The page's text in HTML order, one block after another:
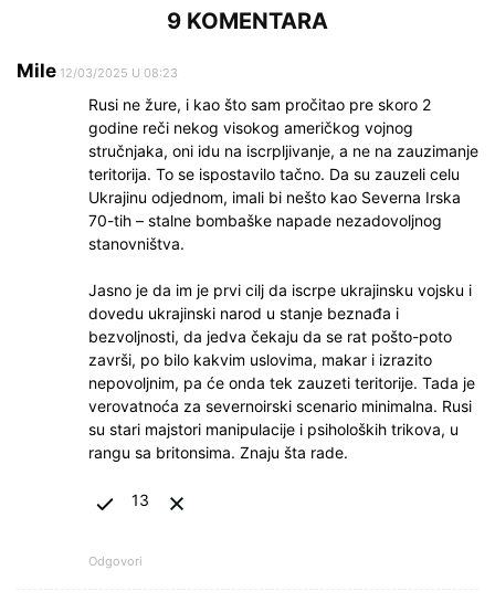
9 KOMENTARA
Mile 12/03/2025 U 08:23
Rusi ne žure, i kao što sam pročitao pre skoro 2
godine reči nekog visokog američkog vojnog
stručnjaka, oni idu na iscrpljivanje, a ne na zauzimanje
teritorija. To se ispostavilo tačno. Da su zauzeli celu
Ukrajinu odjednom, imali bi nešto kao Severna Irska
70-tih – stalne bombaške napade nezadovoljnog
stanovništva.
Jasno je da im je prvi cilj da iscrpe ukrajinsku vojsku i
dovedu ukrajinski narod u stanje beznađa i
bezvoljnosti, da jedva čekaju da se rat pošto-poto
završi, po bilo kakvim uslovima, makar i izrazito
nepovoljnim, pa će onda tek zauzeti teritorije. Tada je
verovatnoća za severnoirski scenario minimalna. Rusi
su stari majstori manipulacije i psiholoških trikova, u
rangu sa britonsima. Znaju šta rade.
13
Odgovori